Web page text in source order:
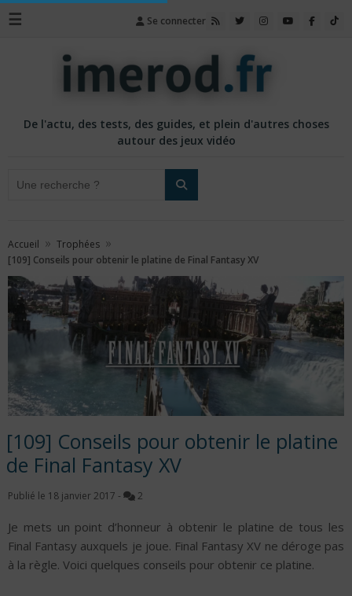
☰ Se connecter
De l'actu, des tests, des guides, et plein d'autres choses
autour des jeux vidéo
Accueil » Trophées »
[109] Conseils pour obtenir le platine de Final Fantasy XV
[109] Conseils pour obtenir le platine
de Final Fantasy XV
Publié le 18 janvier 2017 - 2
Je mets un point d’honneur à obtenir le platine de tous les
Final Fantasy auxquels je joue. Final Fantasy XV ne déroge pas
à la règle. Voici quelques conseils pour obtenir ce platine.